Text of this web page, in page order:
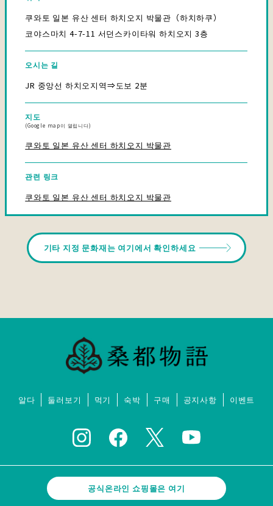
쿠와토 일본 유산 센터 하치오지 박물관（하치하쿠）
코야스마치 4-7-11 서던스카이타워 하치오지 3층
오시는 길
JR 중앙선 하치오지역⇒도보 2분
지도
(Google map이 열립니다)
쿠와토 일본 유산 센터 하치오지 박물관
관련 링크
쿠와토 일본 유산 센터 하치오지 박물관
기타 지정 문화재는 여기에서 확인하세요
알다 둘러보기 먹기 숙박 구매 공지사항 이벤트
공식온라인 쇼핑몰은 여기